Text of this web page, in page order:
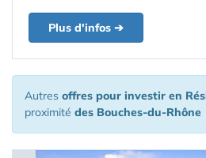
Plus d'infos ➔
Autres offres pour investir en
proximité des Bouches-du-Rhône